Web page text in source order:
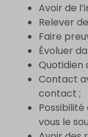
Avoir de
Relever
Faire
Évoluer
Quotidien
Contact
contact ;
vous le